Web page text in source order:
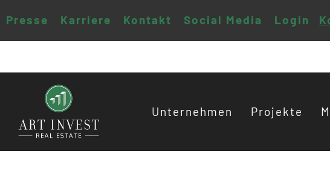
Presse Karriere Kontakt Social Media Login
Unternehmen Projekte